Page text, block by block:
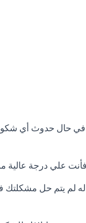
في حال حدوث أي
فأنت علي درجة عالية